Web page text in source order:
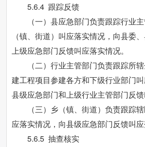
5.6.4 跟踪反馈
（一）县应急部门负责跟踪行业
（镇、街道）叫应落实情况，向县委
上级应急部门反馈叫应落实情况。
（二）行业主管部门负责跟踪所
建工程项目参建各方和下级行业部门
县级应急部门和上级行业主管部门反馈
（三）乡（镇、街道）负责跟踪
应落实情况，向县级应急部门反馈叫应
5.6.5 抽查核实